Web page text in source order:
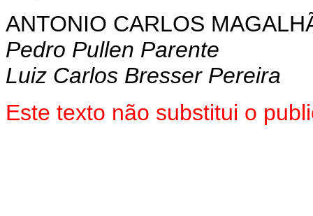
ANTONIO CARLOS
Pedro Pullen Parente
Luiz Carlos Bresser Pereira
Este texto não substitui o